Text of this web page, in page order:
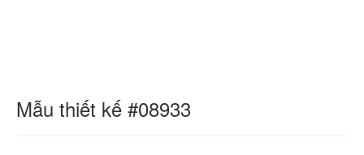
Mẫu thiết kế #08933